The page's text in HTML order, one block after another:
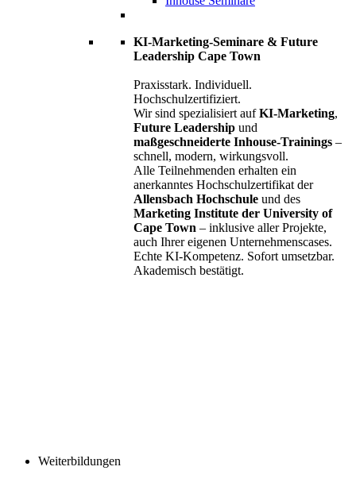
KI-Marketing-Seminare & Future
Leadership Cape Town
Praxisstark. Individuell.
Hochschulzertifiziert.
Wir sind spezialisiert aufKI-Marketing,
Future Leadership und
maßgeschneiderte Inhouse-Trainings –
schnell, modern, wirkungsvoll.
Alle Teilnehmenden erhalten ein
anerkanntes Hochschulzertifikat der
Allensbach Hochschule und des
Marketing Institute der University of
Cape Town – inklusive aller Projekte,
auch Ihrer eigenen Unternehmenscases.
Echte KI-Kompetenz. Sofort umsetzbar.
Akademisch bestätigt.
Weiterbildungen